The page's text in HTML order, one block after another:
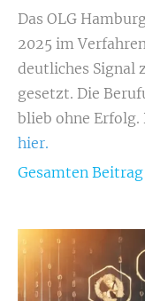
Das OLG
2025 im
deutliches Signal
gesetzt. Die
blieb ohne Erfolg.
hier.
Gesamten Beitrag